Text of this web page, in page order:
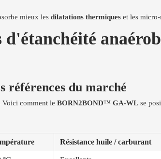
mieux les dilatations thermiques et les
références du marché
Voici comment le BORN2BOND™ GA-WL se
Résistance huile / carburant